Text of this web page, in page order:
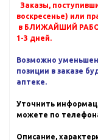
Заказы,
воскресенье) или
в БЛИЖАЙШИЙ
1-3 дней.
Возможно
позиции в заказе
аптеке.
Уточнить
можете по
Описание,